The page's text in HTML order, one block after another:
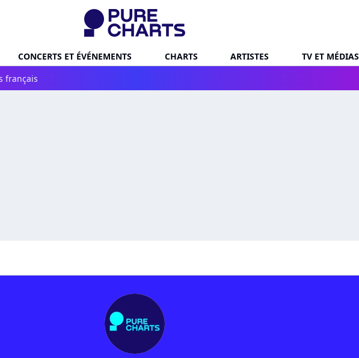
CONCERTS ET ÉVÉNEMENTS CHARTS ARTISTES TV ET MÉDIAS
français